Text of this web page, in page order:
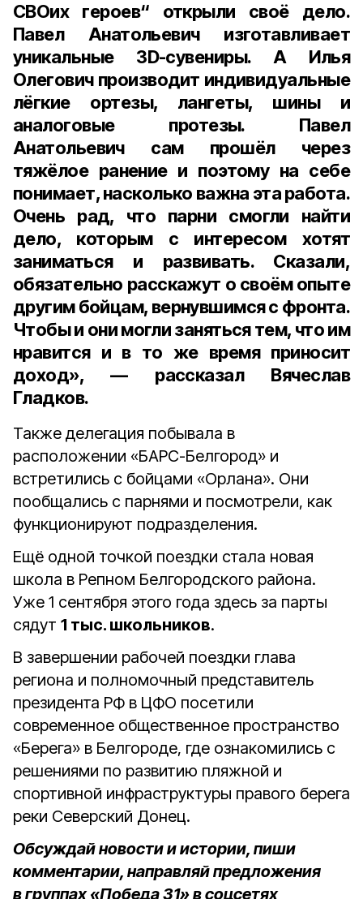
СВОих героев“ открыли своё дело.
Павел Анатольевич изготавливает
уникальные 3D-сувениры. А Илья
Олегович производит индивидуальные
лёгкие ортезы, лангеты, шины и
аналоговые протезы. Павел
Анатольевич сам прошёл через
тяжёлое ранение и поэтому на себе
понимает, насколько важна эта работа.
Очень рад, что парни смогли найти
дело, которым с интересом хотят
заниматься и развивать. Сказали,
обязательно расскажут о своём опыте
другим бойцам, вернувшимся с фронта.
Чтобы и они могли заняться тем, что им
нравится и в то же время приносит
доход», — рассказал Вячеслав
Гладков.
Также делегация побывала в
расположении «БАРС-Белгород» и
встретились с бойцами «Орлана». Они
пообщались с парнями и посмотрели, как
функционируют подразделения.
Ещё одной точкой поездки стала новая
школа в Репном Белгородского района.
Уже 1 сентября этого года здесь за парты
сядут 1 тыс. школьников.
В завершении рабочей поездки глава
региона и полномочный представитель
президента РФ в ЦФО посетили
современное общественное пространство
«Берега» в Белгороде, где ознакомились с
решениями по развитию пляжной и
спортивной инфраструктуры правого берега
реки Северский Донец.
Обсуждай новости и истории, пиши
комментарии, направляй предложения
в группах «Победа 31» в соцсетях